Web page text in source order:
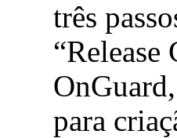
três
“Release
para